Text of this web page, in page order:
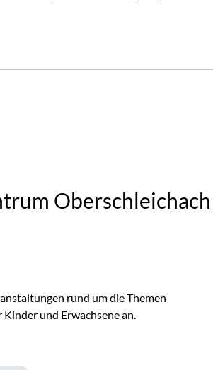
rund um die Themen
und Erwachsene an.